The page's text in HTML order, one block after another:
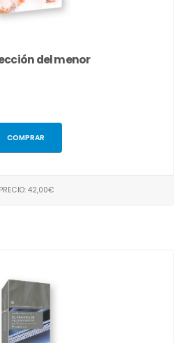
del menor
COMPRAR
PRECIO: 42,00€